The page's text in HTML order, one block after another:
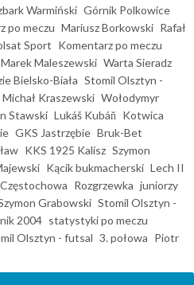
Warmiński Górnik Polkowice
po meczu Mariusz Borkowski Rafał
Sport Komentarz po meczu
Marek Maleszewski Warta Sieradz
Bielsko-Biała Stomil Olsztyn -
Michał Kraszewski Wołodymyr
Stawski Lukáš Kubáň Kotwica
GKS Jastrzębie Bruk-Bet
KKS 1925 Kalisz Szymon
Kącik bukmacherski Lech II
Rozgrzewka juniorzy
Grabowski Stomil Olsztyn -
2004 statystyki po meczu
Olsztyn - futsal 3. połowa Piotr